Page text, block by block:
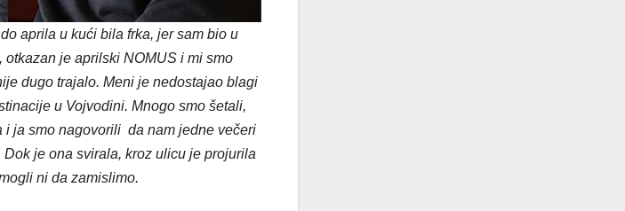
aprila u kući bila frka, jer sam bio u
je aprilski NOMUS i mi smo
dugo trajalo. Meni je nedostajao blagi
u Vojvodini. Mnogo smo šetali,
i ja smo nagovorili da nam jedne večeri
je ona svirala, kroz ulicu je projurila
ni da zamislimo.